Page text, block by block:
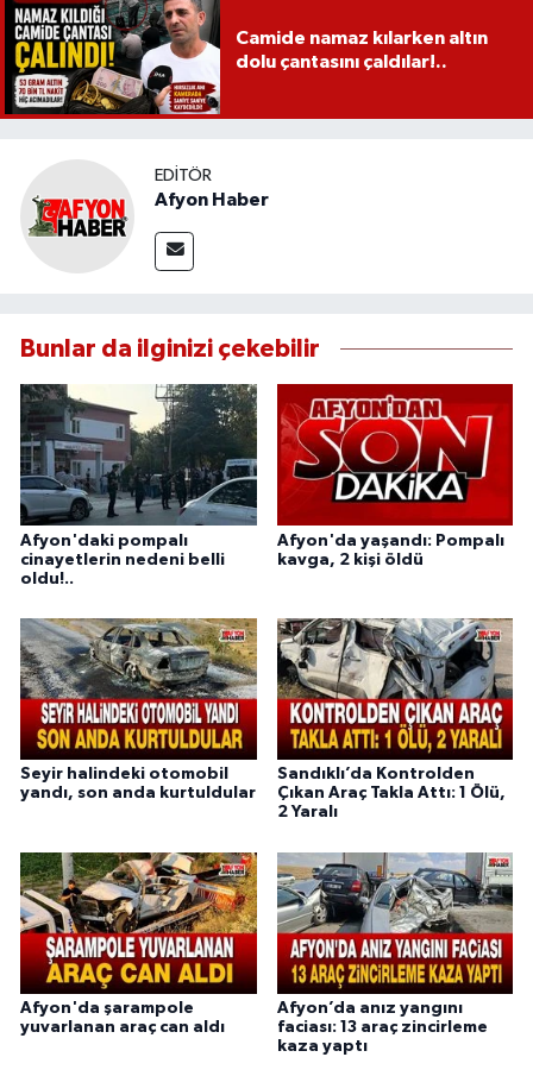
Camide namaz kılarken altın
dolu çantasını çaldılar!..
EDITÖR
Afyon Haber
Bunlar da ilginizi çekebilir
Afyon'daki pompalı
cinayetlerin nedeni belli
oldu!..
Afyon'da yaşandı: Pompalı
kavga, 2 kişi öldü
Seyir halindeki otomobil
yandı, son anda kurtuldular
Sandıklı’da Kontrolden
Çıkan Araç Takla Attı: 1 Ölü,
2 Yaralı
Afyon'da şarampole
yuvarlanan araç can aldı
Afyon’da anız yangını
faciası: 13 araç zincirleme
kaza yaptı